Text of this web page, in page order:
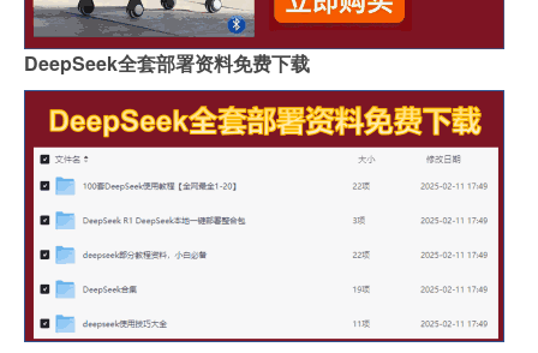
DeepSeek全套部署资料免费下载